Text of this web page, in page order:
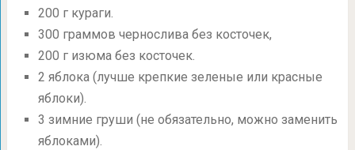
200 г кураги.
300 граммов чернослива без косточек,
200 г изюма без косточек.
2 яблока (лучше крепкие зеленые или красные
яблоки).
3 зимние груши (не обязательно, можно заменить
яблоками).